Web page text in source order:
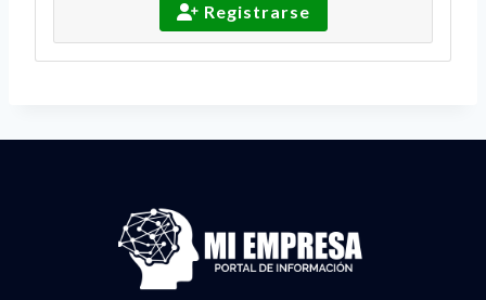
Registrarse